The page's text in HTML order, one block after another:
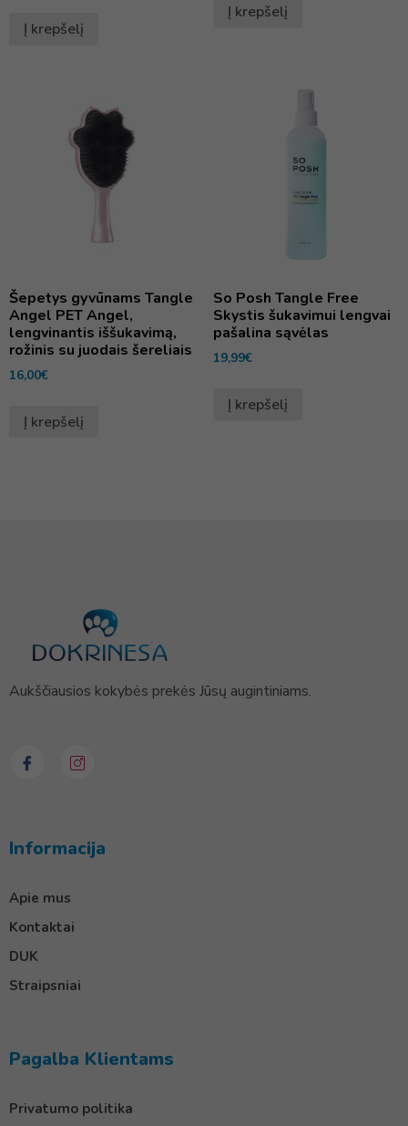
Į krepšelį
Į krepšelį
Šepetys gyvūnams Tangle
Angel PET Angel,
lengvinantis iššukavimą,
rožinis su juodais šereliais
16,00€
Į krepšelį
So Posh Tangle Free
Skystis šukavimui lengvai
pašalina sąvėlas
19,99€
Į krepšelį
Aukščiausios kokybės prekės Jūsų augintiniams.
Informacija
Apie mus
Kontaktai
DUK
Straipsniai
Pagalba Klientams
Privatumo politika